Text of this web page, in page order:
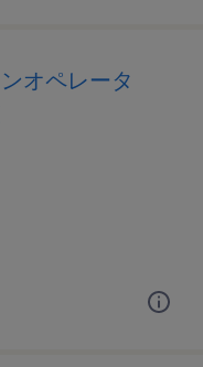
オペレータ